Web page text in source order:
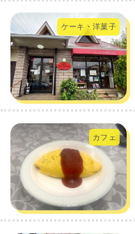
ケーキ・洋菓子
カフェ